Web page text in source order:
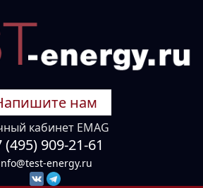
нам
кабинет EMAG
(495) 909-21-61
energy.ru